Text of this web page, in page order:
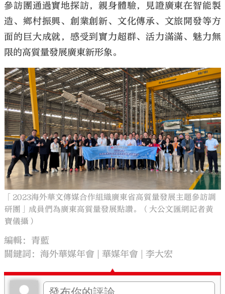
參訪團通過實地探訪，親身體驗，見證廣東在智能製
造、鄉村振興、創業創新、文化傳承、文旅開發等方
面的巨大成就，感受到實力超群、活力滿滿、魅力無
限的高質量發展廣東新形象。
「2023海外華文傳媒合作組織廣東省高質量發展主題參訪調
研團」成員們為廣東高質量發展點讚。（大公文匯網記者黃
寶儀攝）
編輯：青藍
關鍵詞：海外華媒年會 華媒年會 李大宏